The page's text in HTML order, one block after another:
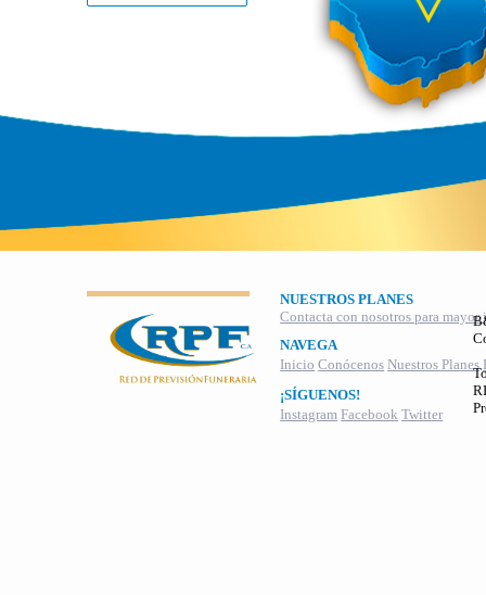
NUESTROS PLANES
Contacta con nosotros para
NAVEGA
Inicio Conócenos Nuestros Planes
¡SÍGUENOS!
Instagram Facebook Twitter